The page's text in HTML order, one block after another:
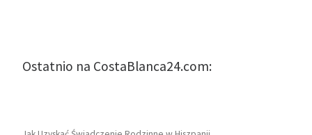
Ostatnio na CostaBlanca24.com: